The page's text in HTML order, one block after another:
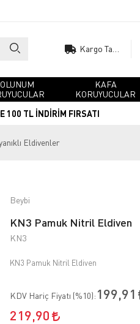
KAFA
KORUYUCULAR
100 TL İNDİRİM FIRSATI
Eldivenler
Beybi
KN3 Pamuk Nitril Eldiven
KN3
KN3 Pamuk Nitril Eldiven
KDV Hariç Fiyatı (%10): 199,91
219,90